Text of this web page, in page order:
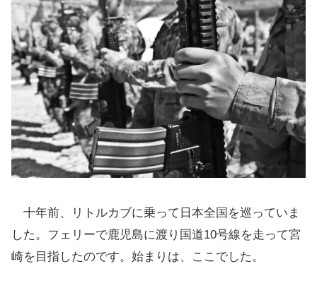
十年前、リトルカブに乗って日本全国を巡っていま
した。フェリーで鹿児島に渡り国道10号線を走って宮
崎を目指したのです。始まりは、ここでした。